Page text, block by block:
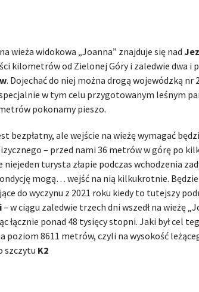
wieża widokowa „Joanna” znajduje się nad
kilometrów od Zielonej Góry i zaledwie dwa i
. Dojechać do niej można drogą wojewódzką nr
w tym celu przygotowanym leśnym
pokonamy pieszo.
bezpłatny, ale wejście na wieżę wymagać
– przed nami 36 metrów w górę po
niejeden turysta złapie podczas wchodzenia
mogą… wejść na nią kilkukrotnie.
do wyczynu z 2021 roku kiedy to tutejszy
– w ciągu zaledwie trzech dni wszedł na wieżę
łącznie ponad 48 tysięcy stopni. Jaki był cel
poziom 8611 metrów, czyli na wysokość
szczytu K2